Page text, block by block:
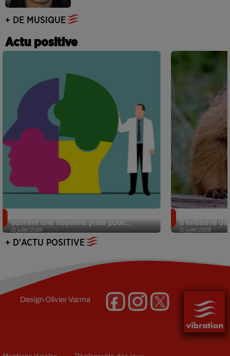
+ DE MUSIQUE
Actu positive
31 juillet 2026
ouvrent une nouvelle piste pour...
31 juillet 2026
d’initiative
+ D'ACTU POSITIVE
DesignOlivier Varma